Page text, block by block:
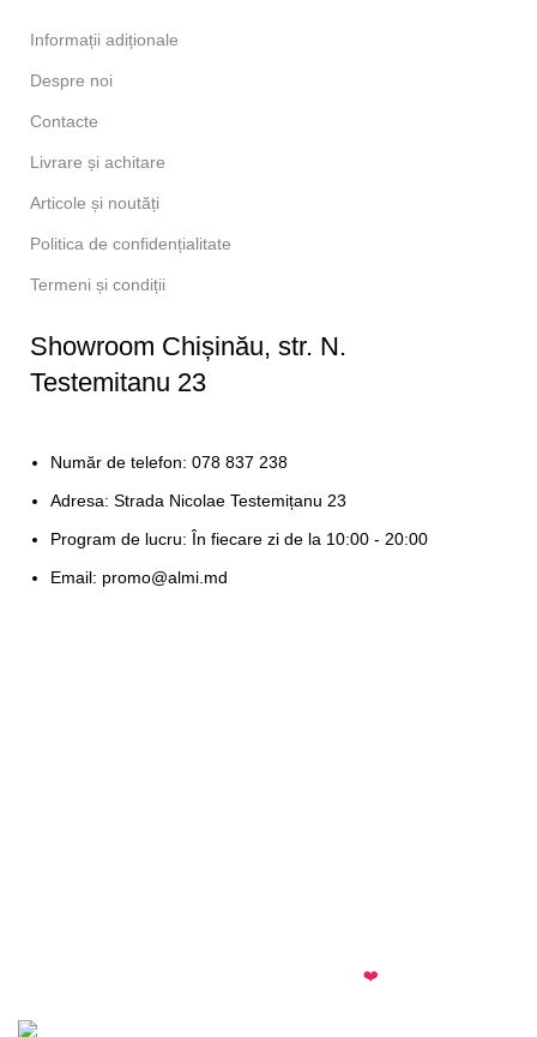
Informații adiționale
Despre noi
Contacte
Livrare și achitare
Articole și noutăți
Politica de confidențialitate
Termeni și condiții
Showroom Chișinău, str. N.
Testemitanu 23
Număr de telefon: 078 837 238
Adresa: Strada Nicolae Testemițanu 23
Program de lucru: În fiecare zi de la 10:00 - 20:00
Email: promo@almi.md
❤️